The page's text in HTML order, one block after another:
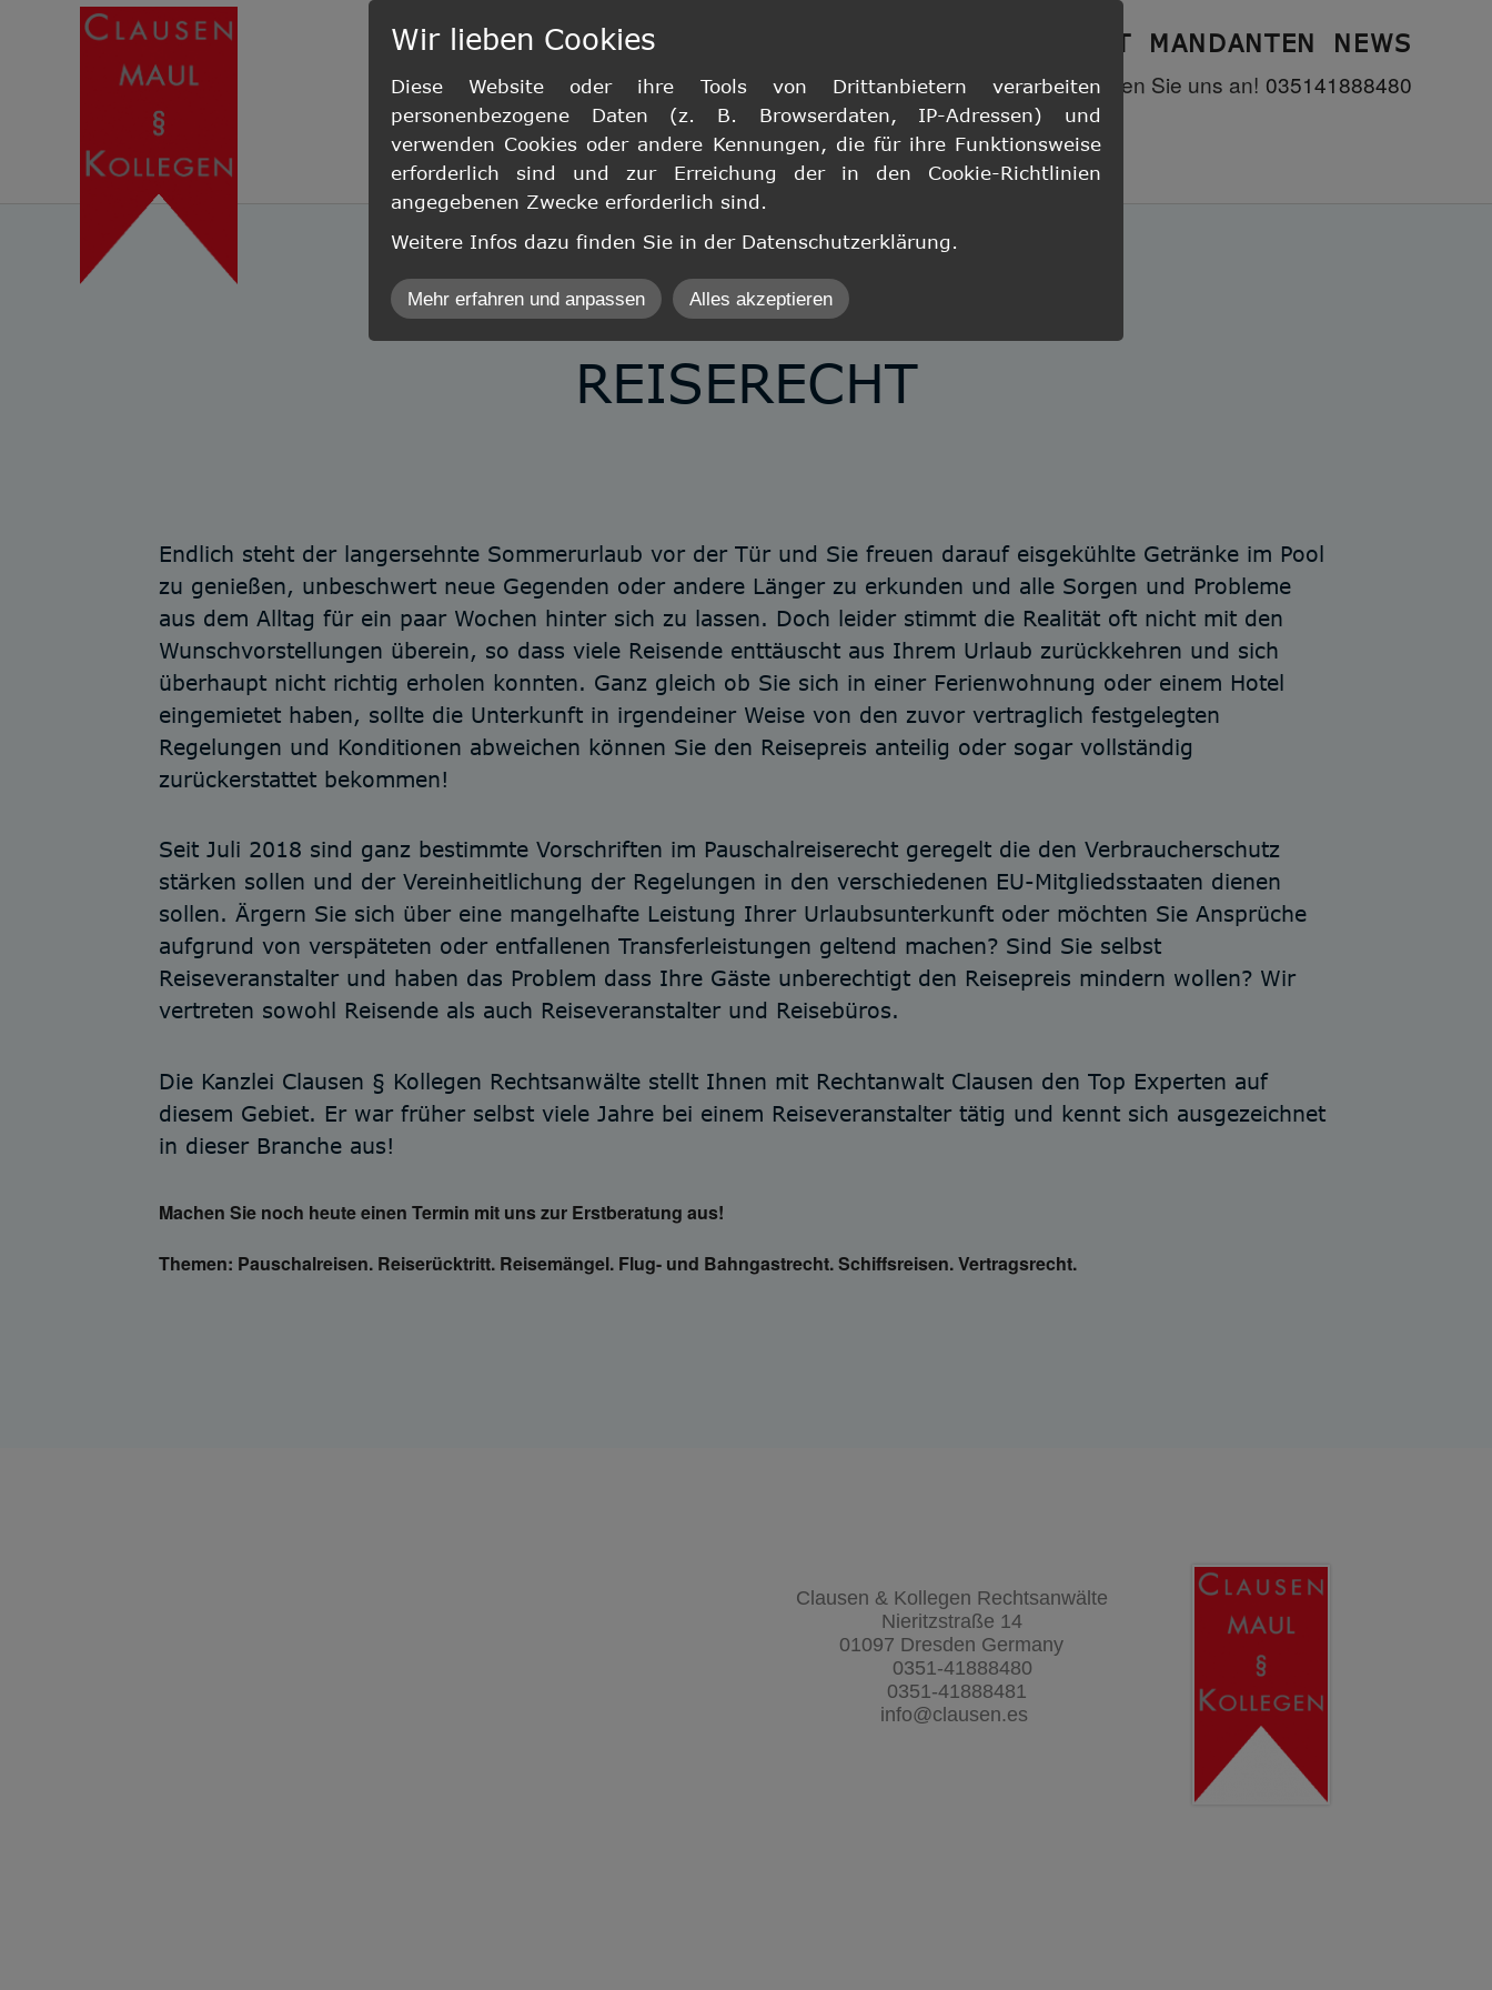
START DAS TEAM KONTAKT MANDANTEN NEWS
info@clausen.esRufen Sie uns an! 035141888480
REISERECHT
Endlich steht der langersehnte Sommerurlaub vor der Tür und Sie freuen darauf eisgekühlte Getränke im Pool
zu genießen, unbeschwert neue Gegenden oder andere Länger zu erkunden und alle Sorgen und Probleme
aus dem Alltag für ein paar Wochen hinter sich zu lassen. Doch leider stimmt die Realität oft nicht mit den
Wunschvorstellungen überein, so dass viele Reisende enttäuscht aus Ihrem Urlaub zurückkehren und sich
überhaupt nicht richtig erholen konnten. Ganz gleich ob Sie sich in einer Ferienwohnung oder einem Hotel
eingemietet haben, sollte die Unterkunft in irgendeiner Weise von den zuvor vertraglich festgelegten
Regelungen und Konditionen abweichen können Sie den Reisepreis anteilig oder sogar vollständig
zurückerstattet bekommen!
Seit Juli 2018 sind ganz bestimmte Vorschriften im Pauschalreiserecht geregelt die den Verbraucherschutz
stärken sollen und der Vereinheitlichung der Regelungen in den verschiedenen EU-Mitgliedsstaaten dienen
sollen. Ärgern Sie sich über eine mangelhafte Leistung Ihrer Urlaubsunterkunft oder möchten Sie Ansprüche
aufgrund von verspäteten oder entfallenen Transferleistungen geltend machen? Sind Sie selbst
Reiseveranstalter und haben das Problem dass Ihre Gäste unberechtigt den Reisepreis mindern wollen? Wir
vertreten sowohl Reisende als auch Reiseveranstalter und Reisebüros.
Die Kanzlei Clausen § Kollegen Rechtsanwälte stellt Ihnen mit Rechtanwalt Clausen den Top Experten auf
diesem Gebiet. Er war früher selbst viele Jahre bei einem Reiseveranstalter tätig und kennt sich ausgezeichnet
in dieser Branche aus!
Machen Sie noch heute einen Termin mit uns zur Erstberatung aus!
Themen: Pauschalreisen. Reiserücktritt. Reisemängel. Flug- und Bahngastrecht. Schiffsreisen. Vertragsrecht.
Clausen & Kollegen Rechtsanwälte
Nieritzstraße 14
01097 Dresden Germany
0351-41888480
0351-41888481
info@clausen.es
Wir lieben Cookies
Diese Website oder ihre Tools von Drittanbietern verarbeiten
personenbezogene Daten (z. B. Browserdaten, IP-Adressen) und
verwenden Cookies oder andere Kennungen, die für ihre Funktionsweise
erforderlich sind und zur Erreichung der in den Cookie-Richtlinien
angegebenen Zwecke erforderlich sind.
Weitere Infos dazu finden Sie in der Datenschutzerklärung.
inCMS
Mehr erfahren und anpassen Alles akzeptieren